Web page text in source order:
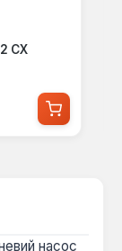
CX
насос